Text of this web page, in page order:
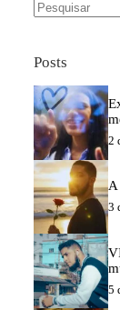
Posts
2
A
3
5